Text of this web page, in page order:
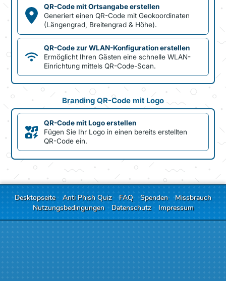
QR-Code mit Ortsangabe erstellen
Generiert einen QR-Code mit Geokoordinaten
(Längengrad, Breitengrad & Höhe).
QR-Code zur WLAN-Konfiguration erstellen
Ermöglicht Ihren Gästen eine schnelle WLAN-
Einrichtung mittels QR-Code-Scan.
Branding QR-Code mit Logo
QR-Code mit Logo erstellen
Fügen Sie Ihr Logo in einen bereits erstellten
QR-Code ein.
Desktopseite Anti Phish Quiz FAQ Spenden
Missbrauch
Nutzungsbedingungen
Datenschutz Impressum